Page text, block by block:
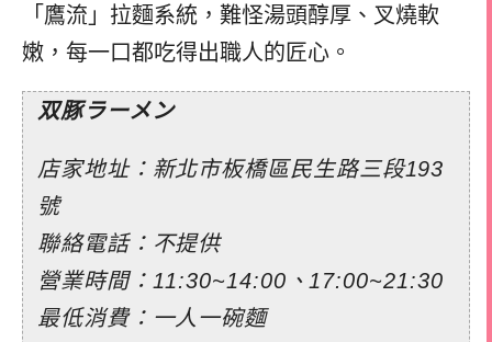
「鷹流」拉麵系統，難怪湯頭醇厚、叉燒軟
嫩，每一口都吃得出職人的匠心。
双豚ラーメン
店家地址：新北市板橋區民生路三段193
號
聯絡電話：不提供
營業時間：11:30~14:00、17:00~21:30
最低消費：一人一碗麵